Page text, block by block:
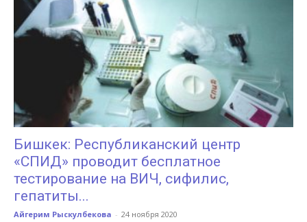
Бишкек: Республиканский центр
«СПИД» проводит бесплатное
тестирование на ВИЧ, сифилис,
гепатиты...
Айгерим Рыскулбекова - 24 ноября 2020